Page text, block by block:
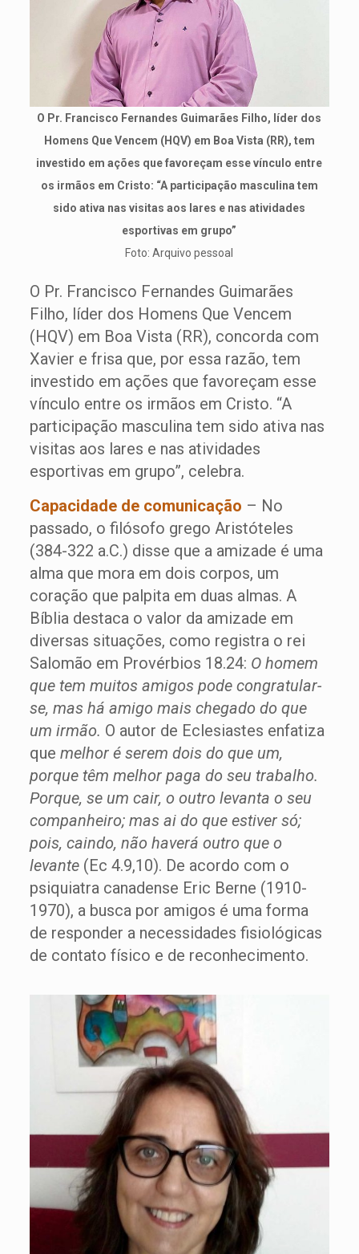
O Pr. Francisco Fernandes Guimarães Filho, líder dos
Homens Que Vencem (HQV) em Boa Vista (RR), tem
investido em ações que favoreçam esse vínculo entre
os irmãos em Cristo: “A participação masculina tem
sido ativa nas visitas aos lares e nas atividades
esportivas em grupo”
Foto: Arquivo pessoal
O Pr. Francisco Fernandes Guimarães
Filho, líder dos Homens Que Vencem
(HQV) em Boa Vista (RR), concorda com
Xavier e frisa que, por essa razão, tem
investido em ações que favoreçam esse
vínculo entre os irmãos em Cristo. “A
participação masculina tem sido ativa nas
visitas aos lares e nas atividades
esportivas em grupo”, celebra.
Capacidade de comunicação – No
passado, o filósofo grego Aristóteles
(384-322 a.C.) disse que a amizade é uma
alma que mora em dois corpos, um
coração que palpita em duas almas. A
Bíblia destaca o valor da amizade em
diversas situações, como registra o rei
Salomão em Provérbios 18.24: O homem
que tem muitos amigos pode congratular-
se, mas há amigo mais chegado do que
um irmão. O autor de Eclesiastes enfatiza
que melhor é serem dois do que um,
porque têm melhor paga do seu trabalho.
Porque, se um cair, o outro levanta o seu
companheiro; mas ai do que estiver só;
pois, caindo, não haverá outro que o
levante(Ec 4.9,10). De acordo com o
psiquiatra canadense Eric Berne (1910-
1970), a busca por amigos é uma forma
de responder a necessidades fisiológicas
de contato físico e de reconhecimento.